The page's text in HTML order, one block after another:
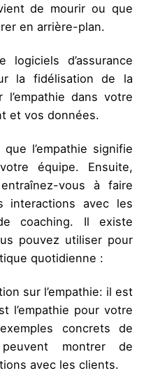
de mourir ou que
en arrière-plan.
d’assurance
la fidélisation de la
l’empathie dans votre
et vos données.
l’empathie signifie
équipe. Ensuite,
vous à faire
interactions avec les
coaching. Il existe
pouvez utiliser pour
quotidienne :
sur l’empathie: il est
l’empathie pour votre
concrets de
montrer de
avec les clients.